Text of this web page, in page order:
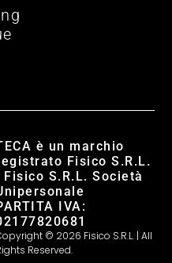
è un marchio
Fisico S.R.L.
| Fisico S.R.L. Società
IVA:
© 2026 Fisico S.R.L. | All
Reserved.